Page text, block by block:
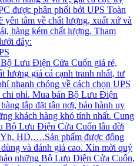
được phân phối bởi UPS Toàn
yên tâm về chất lượng, xuất xứ và
hàng kém chất lượng. Tham
đây:
Bộ Lưu Điện Cửa Cuốn giá rẻ,
lượng giá cả cạnh tranh nhất, tư
nhanh chóng về cách chọn UPS
chi phí. Mua bán Bộ Lưu Điện
lắp đặt tận nơi, bảo hành uy
khách hàng khó tính nhất. Cung
Bộ Lưu Điện Cửa Cuốn lâu đời
HD,….Sản phẩm được đông
và đánh giá cao. Xin mời quý
những Bộ Lưu Điện Cửa Cuốn,